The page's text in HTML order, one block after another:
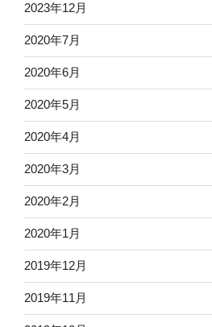
2023年12月
2020年7月
2020年6月
2020年5月
2020年4月
2020年3月
2020年2月
2020年1月
2019年12月
2019年11月